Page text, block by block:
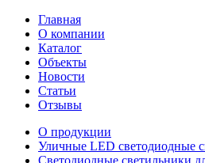
Главная
О компании
Каталог
Объекты
Новости
Статьи
Отзывы
О продукции
Уличные LED светодиодные
Светодиодные светильники